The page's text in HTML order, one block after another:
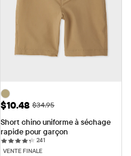
Prix ​​de vente: $10.48
$10.48 Prix ​​d'origine: $34.95
$34.95
Short chino uniforme à séchage
rapide pour garçon
241
VENTE FINALE